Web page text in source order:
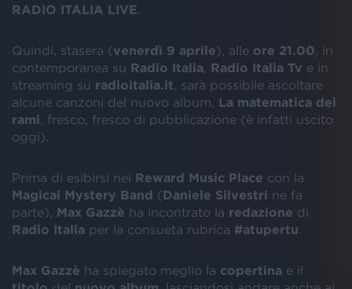
RADIO ITALIA LIVE
Quindi, stasera (venerdì 9 aprile), alle ore 21.00 , in
contemporanea su Radio Italia Radio Italia Tv e in
streaming su radioitalia.it , sarà possibile ascoltare
alcune canzoni del nuovo album, La matematica dei
rami , fresco, fresco di pubblicazione (è infatti uscito
oggi).
Prima di esibirsi nel Reward Music Place con la
Magical Mystery Band (Daniele Silvestri ne fa
parte), Max Gazzè ha incontrato la redazione di
Radio Italia per la consueta rubrica #atupertu
Max Gazzè ha spiegato meglio la copertina e il